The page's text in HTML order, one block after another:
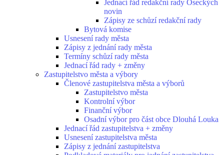
Jednací řád redakční rady Oseckých
novin
Zápisy ze schůzí redakční rady
Bytová komise
Usnesení rady města
Zápisy z jednání rady města
Termíny schůzí rady města
Jednací řád rady + změny
Zastupitelstvo města a výbory
Členové zastupitelstva města a výborů
Zastupitelstvo města
Kontrolní výbor
Finanční výbor
Osadní výbor pro část obce Dlouhá Louka
Jednací řád zastupitelstva + změny
Usnesení zastupitelstva města
Zápisy z jednání zastupitelstva